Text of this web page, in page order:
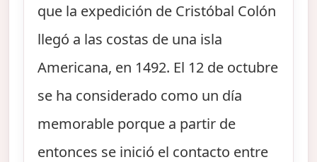
que la expedición de Cristóbal Colón
llegó a las costas de una isla
Americana, en 1492. El 12 de octubre
se ha considerado como un día
memorable porque a partir de
entonces se inició el contacto entre